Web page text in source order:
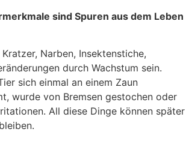
sind Spuren aus dem Leben
Narben, Insektenstiche,
durch Wachstum sein.
sich einmal an einem Zaun
wurde von Bremsen gestochen oder
All diese Dinge können später